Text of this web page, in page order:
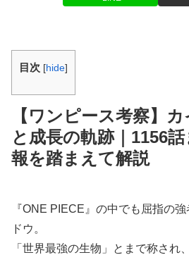
目次 [hide]
【ワンピース考察】
と成長の軌跡｜1156
報を踏まえて解説
『ONE PIECE』の中でも屈指の
ドウ。
「世界最強の生物」とまで称され